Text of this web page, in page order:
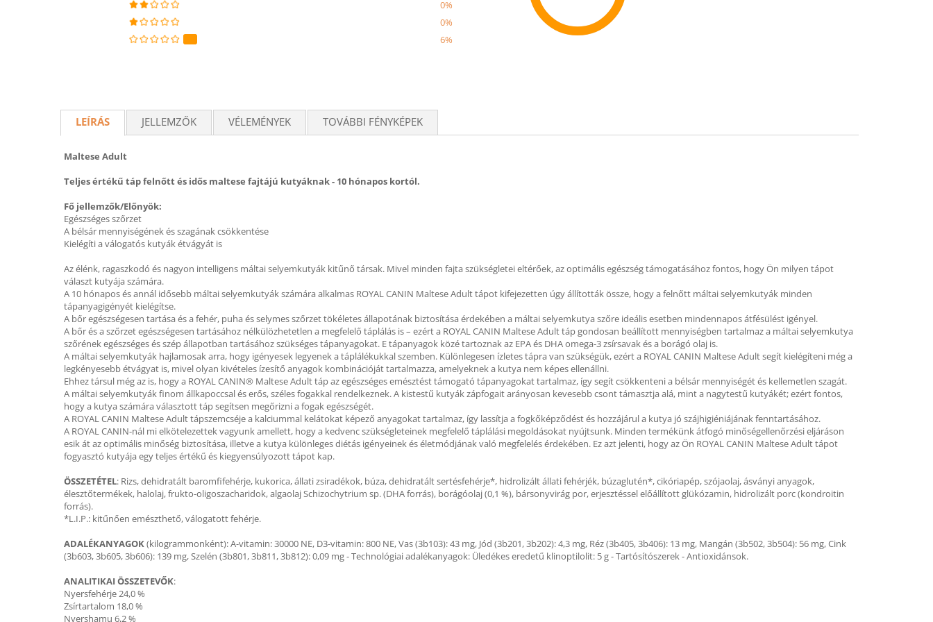
0%
0%
6%
LEÍRÁS JELLEMZŐK VÉLEMÉNYEK TOVÁBBI FÉNYKÉPEK
Maltese Adult
Teljes értékű táp felnőtt és idős maltese fajtájú kutyáknak - 10 hónapos kortól.
Fő jellemzők/Előnyök:
Egészséges szőrzet
A bélsár mennyiségének és szagának csökkentése
Kielégíti a válogatós kutyák étvágyát is
Az élénk, ragaszkodó és nagyon intelligens máltai selyemkutyák kitűnő társak. Mivel minden fajta szükségletei eltérőek, az optimális egészség támogatásához fontos, hogy Ön milyen tápot
választ kutyája számára.
A 10 hónapos és annál idősebb máltai selyemkutyák számára alkalmas ROYAL CANIN Maltese Adult tápot kifejezetten úgy állították össze, hogy a felnőtt máltai selyemkutyák minden
tápanyagigényét kielégítse.
A bőr egészségesen tartása és a fehér, puha és selymes szőrzet tökéletes állapotának biztosítása érdekében a máltai selyemkutya szőre ideális esetben mindennapos átfésülést igényel.
A bőr és a szőrzet egészségesen tartásához nélkülözhetetlen a megfelelő táplálás is – ezért a ROYAL CANIN Maltese Adult táp gondosan beállított mennyiségben tartalmaz a máltai selyemkutya
szőrének egészséges és szép állapotban tartásához szükséges tápanyagokat. E tápanyagok közé tartoznak az EPA és DHA omega-3 zsírsavak és a borágó olaj is.
A máltai selyemkutyák hajlamosak arra, hogy igényesek legyenek a táplálékukkal szemben. Különlegesen ízletes tápra van szükségük, ezért a ROYAL CANIN Maltese Adult segít kielégíteni még a
legkényesebb étvágyat is, mivel olyan kivételes ízesítő anyagok kombinációját tartalmazza, amelyeknek a kutya nem képes ellenállni.
Ehhez társul még az is, hogy a ROYAL CANIN® Maltese Adult táp az egészséges emésztést támogató tápanyagokat tartalmaz, így segít csökkenteni a bélsár mennyiségét és kellemetlen szagát.
A máltai selyemkutyák finom állkapoccsal és erős, széles fogakkal rendelkeznek. A kistestű kutyák zápfogait arányosan kevesebb csont támasztja alá, mint a nagytestű kutyákét; ezért fontos,
hogy a kutya számára választott táp segítsen megőrizni a fogak egészségét.
A ROYAL CANIN Maltese Adult tápszemcséje a kalciummal kelátokat képező anyagokat tartalmaz, így lassítja a fogkőképződést és hozzájárul a kutya jó szájhigiéniájának fenntartásához.
A ROYAL CANIN-nál mi elkötelezettek vagyunk amellett, hogy a kedvenc szükségleteinek megfelelő táplálási megoldásokat nyújtsunk. Minden termékünk átfogó minőségellenőrzési eljáráson
esik át az optimális minőség biztosítása, illetve a kutya különleges diétás igényeinek és életmódjának való megfelelés érdekében. Ez azt jelenti, hogy az Ön ROYAL CANIN Maltese Adult tápot
fogyasztó kutyája egy teljes értékű és kiegyensúlyozott tápot kap.
ÖSSZETÉTEL: Rizs, dehidratált baromfifehérje, kukorica, állati zsiradékok, búza, dehidratált sertésfehérje*, hidrolizált állati fehérjék, búzaglutén*, cikóriapép, szójaolaj, ásványi anyagok,
élesztőtermékek, halolaj, frukto-oligoszacharidok, algaolaj Schizochytrium sp. (DHA forrás), borágóolaj (0,1 %), bársonyvirág por, erjesztéssel előállított glükózamin, hidrolizált porc (kondroitin
forrás).
*L.I.P.: kitűnően emészthető, válogatott fehérje.
ADALÉKANYAGOK(kilogrammonként): A-vitamin: 30000 NE, D3-vitamin: 800 NE, Vas (3b103): 43 mg, Jód (3b201, 3b202): 4,3 mg, Réz (3b405, 3b406): 13 mg, Mangán (3b502, 3b504): 56 mg, Cink
(3b603, 3b605, 3b606): 139 mg, Szelén (3b801, 3b811, 3b812): 0,09 mg - Technológiai adalékanyagok: Üledékes eredetű klinoptilolit: 5 g - Tartósítószerek - Antioxidánsok.
ANALITIKAI ÖSSZETEVŐK:
Nyersfehérje 24,0 %
Zsírtartalom 18,0 %
Nyershamu 6,2 %